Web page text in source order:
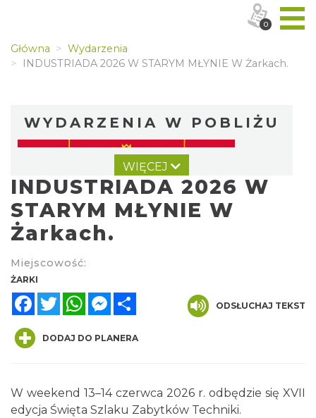
Główna
Wydarzenia
INDUSTRIADA 2026 W STARYM MŁYNIE W Żarkach.
WYDARZENIA W POBLIŻU
(piątek)
Żarki
0.00 km
WIĘCEJ
INDUSTRIADA 2026 W
STARYM MŁYNIE W
Żarkach.
Miejscowość:
ŻARKI
FacebookTwitterWhatsAppMessenger
ODSŁUCHAJ TEKST
DODAJ DO PLANERA
W weekend 13–14 czerwca 2026 r. odbędzie się XVII
edycja Święta Szlaku Zabytków Techniki.
0